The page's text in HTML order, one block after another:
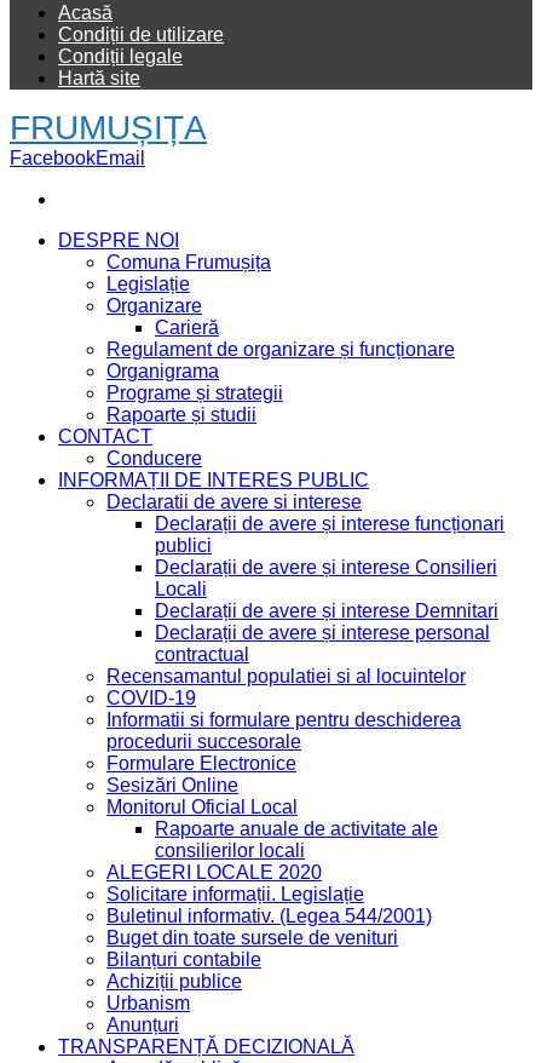
Acasă
Condiții de utilizare
Condiții legale
Hartă site
FRUMUȘIȚA
FacebookEmail
DESPRE NOI
Comuna Frumușița
Legislație
Organizare
Carieră
Regulament de organizare și funcționare
Organigrama
Programe și strategii
Rapoarte și studii
CONTACT
Conducere
INFORMAȚII DE INTERES PUBLIC
Declaratii de avere si interese
Declarații de avere și interese funcționari
publici
Declarații de avere și interese Consilieri
Locali
Declarații de avere și interese Demnitari
Declarații de avere și interese personal
contractual
Recensamantul populatiei si al locuintelor
COVID-19
Informatii si formulare pentru deschiderea
procedurii succesorale
Formulare Electronice
Sesizări Online
Monitorul Oficial Local
Rapoarte anuale de activitate ale
consilierilor locali
ALEGERI LOCALE 2020
Solicitare informații. Legislație
Buletinul informativ. (Legea 544/2001)
Buget din toate sursele de venituri
Bilanțuri contabile
Achiziții publice
Urbanism
Anunțuri
TRANSPARENȚĂ DECIZIONALĂ